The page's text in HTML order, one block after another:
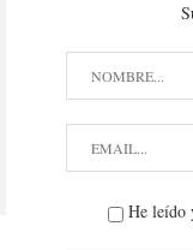
He leído